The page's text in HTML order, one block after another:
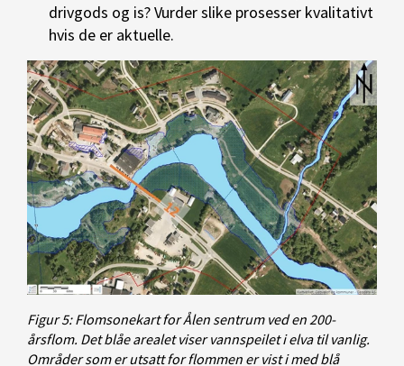
drivgods og is? Vurder slike prosesser kvalitativt
hvis de er aktuelle.
Figur 5: Flomsonekart for Ålen sentrum ved en 200-
årsflom. Det blåe arealet viser vannspeilet i elva til vanlig.
Områder som er utsatt for flommen er vist i med blå